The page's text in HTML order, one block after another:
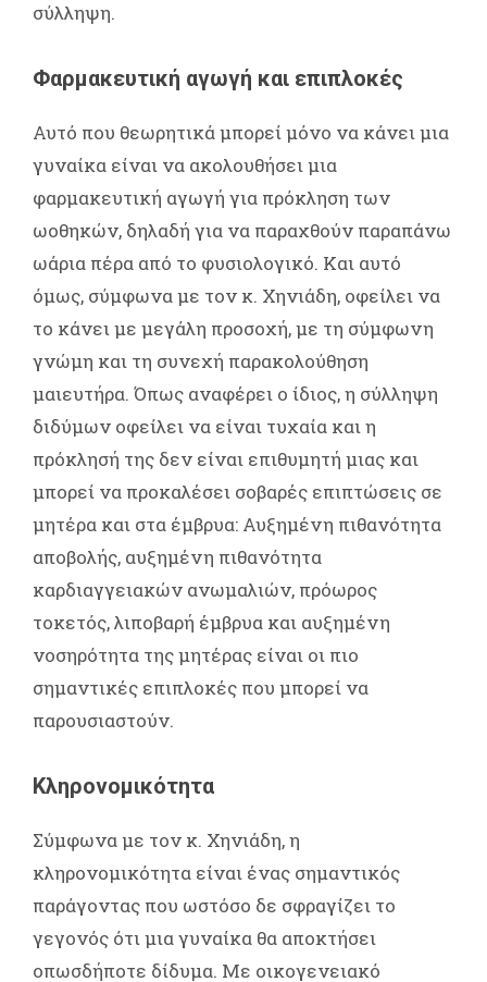
σύλληψη.
Φαρμακευτική αγωγή και επιπλοκές
Αυτό που θεωρητικά μπορεί μόνο να κάνει μια
γυναίκα είναι να ακολουθήσει μια
φαρμακευτική αγωγή για πρόκληση των
ωοθηκών, δηλαδή για να παραχθούν παραπάνω
ωάρια πέρα από το φυσιολογικό. Και αυτό
όμως, σύμφωνα με τον κ. Χηνιάδη, οφείλει να
το κάνει με μεγάλη προσοχή, με τη σύμφωνη
γνώμη και τη συνεχή παρακολούθηση
μαιευτήρα. Όπως αναφέρει ο ίδιος, η σύλληψη
διδύμων οφείλει να είναι τυχαία και η
πρόκλησή της δεν είναι επιθυμητή μιας και
μπορεί να προκαλέσει σοβαρές επιπτώσεις σε
μητέρα και στα έμβρυα: Αυξημένη πιθανότητα
αποβολής, αυξημένη πιθανότητα
καρδιαγγειακών ανωμαλιών, πρόωρος
τοκετός, λιποβαρή έμβρυα και αυξημένη
νοσηρότητα της μητέρας είναι οι πιο
σημαντικές επιπλοκές που μπορεί να
παρουσιαστούν.
Κληρονομικότητα
Σύμφωνα με τον κ. Χηνιάδη, η
κληρονομικότητα είναι ένας σημαντικός
παράγοντας που ωστόσο δε σφραγίζει το
γεγονός ότι μια γυναίκα θα αποκτήσει
οπωσδήποτε δίδυμα. Με οικογενειακό